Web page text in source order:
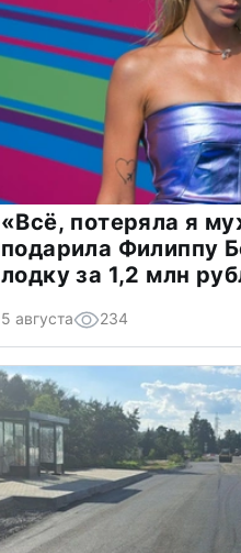
«Всё, потеряла я
подарила Филиппу
лодку за 1,2 млн
5 августа 234